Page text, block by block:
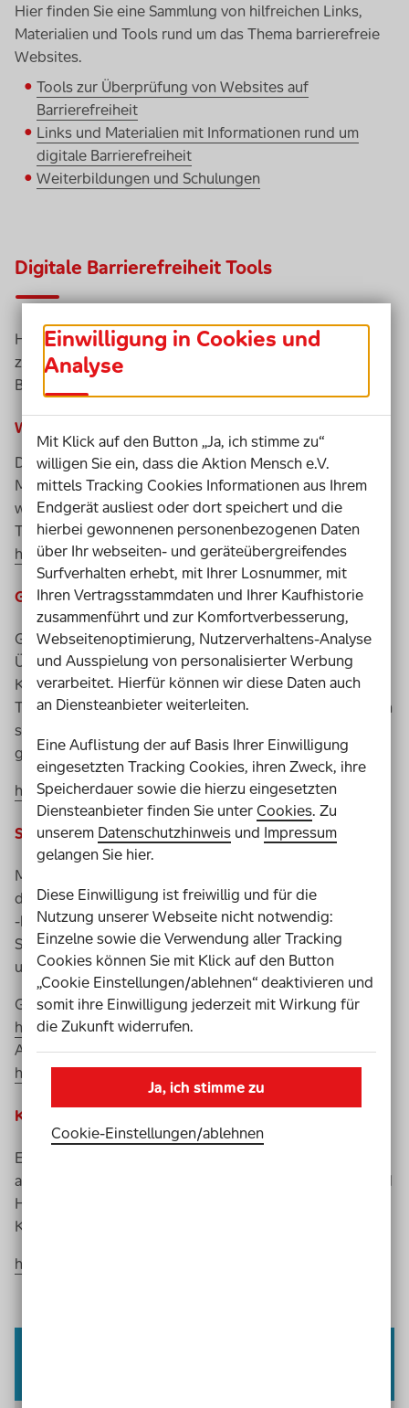
Hier finden Sie eine Sammlung von hilfreichen Links,
Materialien und Tools rund um das Thema barrierefreie
Websites.
Tools zur Überprüfung von Websites auf
Barrierefreiheit
Links und Materialien mit Informationen rund um
digitale Barrierefreiheit
Weiterbildungen und Schulungen
Digitale Barrierefreiheit Tools
Hier haben wir Ihnen eine Auswahl vonTools
zusammengestellt, mit denen Sie die digitale
Barrierefreiheit Ihrer Website überprüfen können.
WAVE (Web Accessibility Evaluation Tools)
Diese kostenlose Browsererweiterung bietet die
Möglichkeit, sich mögliche Barrieren auf der Website,
wie falsche Überschriftenstrukturen oder fehlende Alt-
Texte anzeigen zu lassen.
https://wave.webaim.org/
Google Lighthouse
Google Lighthouseist ein automatisierter Test, zur
Überprüfung der „Accessibility Essentials“ wie
Kontraste, Schriftgröße, Labels,Touch Targetsoder Alt-
Text. DieBrowsererweiterung Headingsmap bietet einen
sehr guten Überblick über die Überschriften und die
gesamte Struktur einerWebseite.
https://chrome.google.com/
Screenreader-Check
Menschen mit Sehbehinderung sind darauf angewiesen,
dass WebsitesScreenreader
-kompatibel eingerichtet sind. Nutzen Sie einen
Screenreader,
um Ihre Website auf Sprachbedienung zu überprüfen.
Google Talk BackfürAndroid:
https://support.google.com/accessibility/
Apple VoiceOverfüriOS:
https://support.apple.com/de-de/HT211899
Kontrast-
Eine gute Lesbarkeit von Texten beruht unter anderem
auf einem ausreichenden Kontrast zwischen Vorder- und
Hintergrundfarbe. Mit diesem
Kontraste auf Ihrer Seite überprüfen.
https://contrastchecker.com/
Einwilligung in Cookies und
Analyse
Mit Klick auf den Button „Ja, ich stimme zu“
willigen Sie ein, dass die Aktion Mensch e.V.
mittels Tracking Cookies Informationen aus Ihrem
Endgerät ausliest oder dort speichert und die
hierbei gewonnenen personenbezogenen Daten
über Ihr webseiten- und geräteübergreifendes
Surfverhalten erhebt, mit Ihrer Losnummer, mit
Ihren Vertragsstammdaten und Ihrer Kaufhistorie
zusammenführt und zur Komfortverbesserung,
Webseitenoptimierung, Nutzerverhaltens-Analyse
und Ausspielung von personalisierter Werbung
verarbeitet. Hierfür können wir diese Daten auch
an Diensteanbieter weiterleiten.
Eine Auflistung der auf Basis Ihrer Einwilligung
eingesetzten Tracking Cookies, ihren Zweck, ihre
Speicherdauer sowie die hierzu eingesetzten
Diensteanbieter finden Sie unterCookies. Zu
unserem Datenschutzhinweis und Impressum
gelangen Sie hier.
Diese Einwilligung ist freiwillig und für die
Nutzung unserer Webseite nicht notwendig:
Einzelne sowie die Verwendung aller Tracking
Cookies können Sie mit Klick auf den Button
„Cookie Einstellungen/ablehnen“ deaktivieren und
somit ihre Einwilligung jederzeit mit Wirkung für
die Zukunft widerrufen.
Ja, ich stimme zu
Cookie-Einstellungen­/­ablehnen